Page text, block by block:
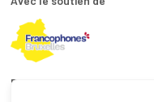
En collaboration avec